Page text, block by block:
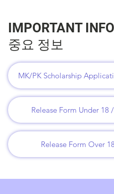
IMPORTANT
중요 정보
MK/PK Scholarship
Release Form Under 18
Release Form Over